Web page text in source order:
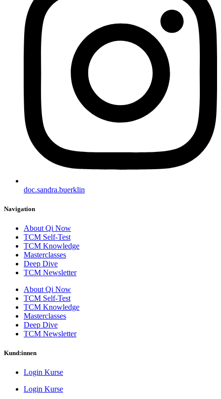
doc.sandra.buerklin
Navigation
About Qi Now
TCM Self-Test
TCM Knowledge
Masterclasses
Deep Dive
TCM Newsletter
About Qi Now
TCM Self-Test
TCM Knowledge
Masterclasses
Deep Dive
TCM Newsletter
Kund:innen
Login Kurse
Login Kurse